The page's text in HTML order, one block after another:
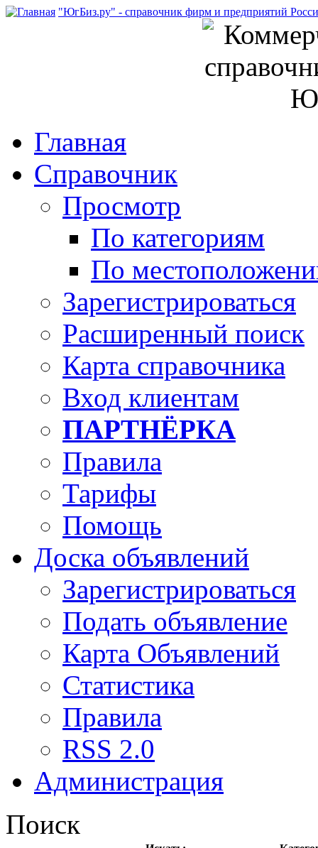
"ЮгБиз.ру" - справочник фирм и предприятий
Главная
Справочник
Просмотр
По категориям
По
Зарегистрироваться
Расширенный поиск
Карта справочника
Вход клиентам
ПАРТНЁРКА
Правила
Тарифы
Помощь
Доска объявлений
Зарегистрироваться
Подать объявление
Карта Объявлений
Статистика
Правила
RSS 2.0
Администрация
Поиск